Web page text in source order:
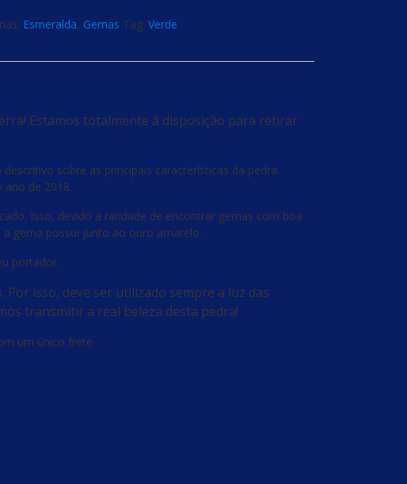
Esmeralda, Gemas Tag: Verde
Estamos totalmente à disposição para retirar
sobre as principais características da pedra.
de 2018.
Isso, devido a raridade de encontrar gemas com boa
gema possui junto ao ouro amarelo.
portador.
isso, deve ser utilizado sempre a luz das
transmitir a real beleza desta pedra!
um único frete.